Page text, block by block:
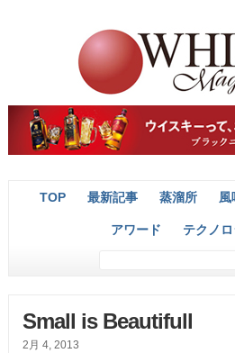
TOP 最新記事 蒸溜所 風
アワード テクノ
Small is Beautifull
2月 4, 2013